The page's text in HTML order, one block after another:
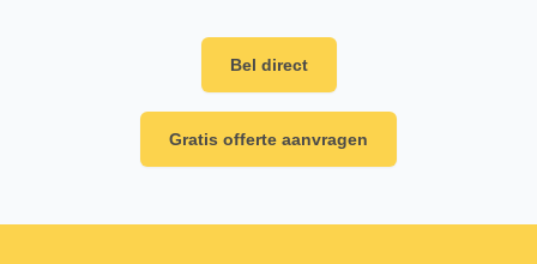
Bel direct
Gratis offerte aanvragen